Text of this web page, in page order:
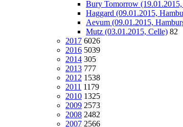
Bury Tomorrow
Haggard (09.01.2015,
Aevum (09.01.2015,
Mutz (03.01.2015, Celle) 82
2017 6026
2016 5039
2014 305
2013 777
2012 1538
2011 1179
2010 1325
2009 2573
2008 2482
2007 2566